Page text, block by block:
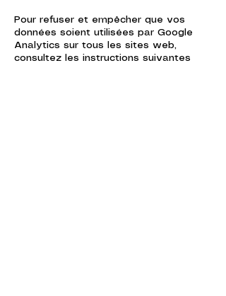
Pour refuser et empêcher que vos
données soient utilisées par Google
Analytics sur tous les sites web,
consultez les instructions suivantes